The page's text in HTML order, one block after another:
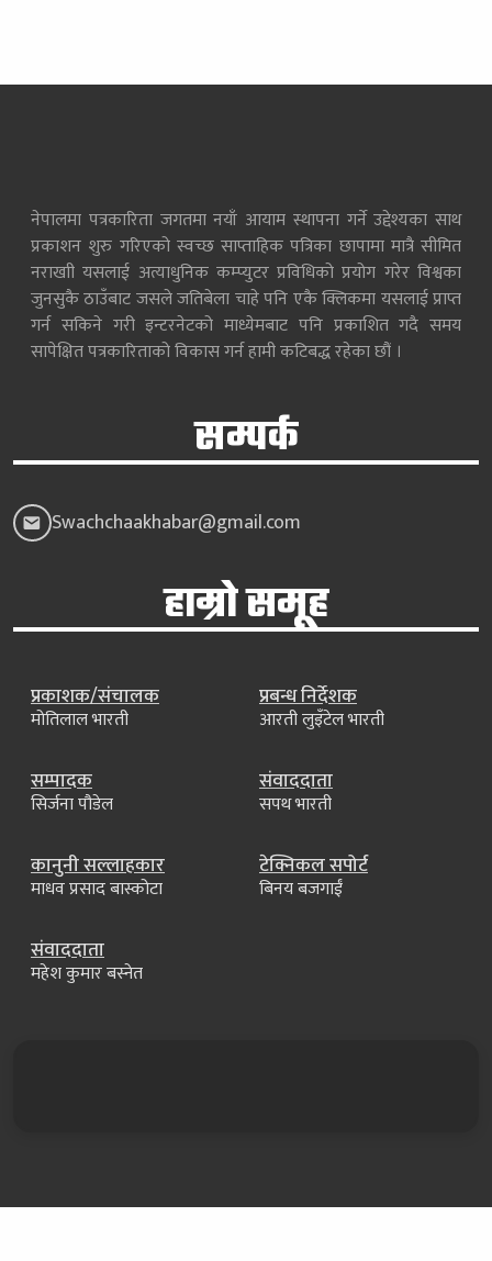
नेपालमा पत्रकारिता जगतमा नयाँ आयाम स्थापना गर्ने उद्देश्यका साथ
प्रकाशन शुरु गरिएको स्वच्छ साप्ताहिक पत्रिका छापामा मात्रै सीमित
नराखाी यसलाई अत्याधुनिक कम्प्युटर प्रविधिको प्रयोग गरेर विश्वका
जुनसुकै ठाउँबाट जसले जतिबेला चाहे पनि एकै क्लिकमा यसलाई प्राप्त
गर्न सकिने गरी इन्टरनेटको माध्येमबाट पनि प्रकाशित गदै समय
सापेक्षित पत्रकारिताको विकास गर्न हामी कटिबद्ध रहेका छौं ।
सम्पर्क
Swachchaakhabar@gmail.com
हाम्रो समूह
प्रकाशक/संचालक
मोतिलाल भारती
प्रबन्ध निर्देशक
आरती लुइँटेल भारती
सम्पादक
सिर्जना पौडेल
संवाददाता
सपथ भारती
कानुनी सल्लाहकार
माधव प्रसाद बास्कोटा
टेक्निकल सपोर्ट
बिनय बजगाईं
संवाददाता
महेश कुमार बस्नेत